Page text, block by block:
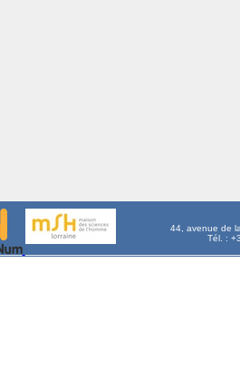
44, avenue de
Tél. :